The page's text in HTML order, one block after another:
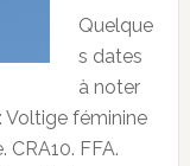
Quelque
s dates
à noter
Voltige féminine
FFA.